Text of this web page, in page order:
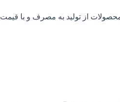
محصولات از تولید به مصرف و با قیمت